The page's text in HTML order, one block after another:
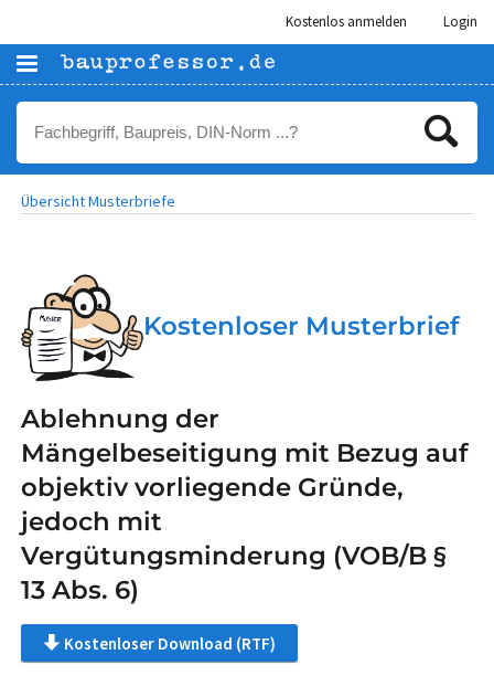
Kostenlos anmelden Login
Übersicht Musterbriefe
Kostenloser Musterbrief
Ablehnung der
Mängelbeseitigung mit Bezug auf
objektiv vorliegende Gründe,
jedoch mit
Vergütungsminderung (VOB/B §
13 Abs. 6)
Kostenloser Download (RTF)